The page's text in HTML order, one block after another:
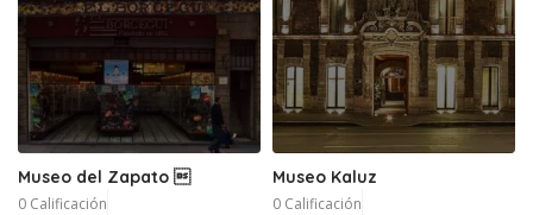
Museo del Zapato 
0 Calificación
Museo Kaluz
0 Calificación